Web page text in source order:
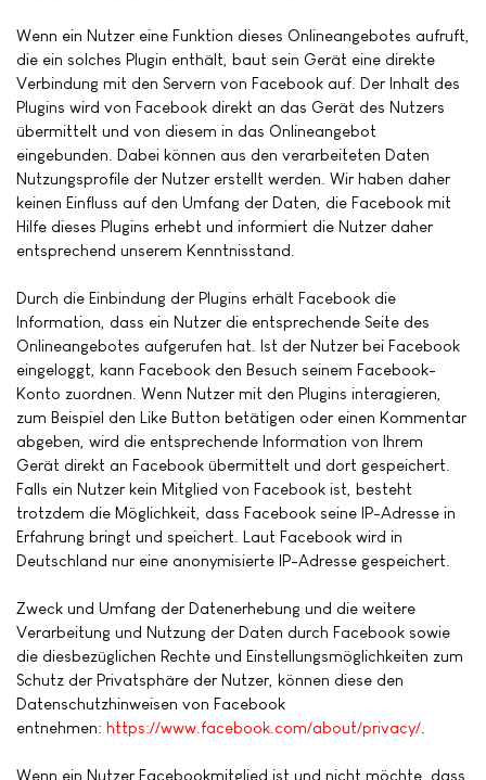
Wenn ein Nutzer eine Funktion dieses Onlineangebotes aufruft,
die ein solches Plugin enthält, baut sein Gerät eine direkte
Verbindung mit den Servern von Facebook auf. Der Inhalt des
Plugins wird von Facebook direkt an das Gerät des Nutzers
übermittelt und von diesem in das Onlineangebot
eingebunden. Dabei können aus den verarbeiteten Daten
Nutzungsprofile der Nutzer erstellt werden. Wir haben daher
keinen Einfluss auf den Umfang der Daten, die Facebook mit
Hilfe dieses Plugins erhebt und informiert die Nutzer daher
entsprechend unserem Kenntnisstand.
Durch die Einbindung der Plugins erhält Facebook die
Information, dass ein Nutzer die entsprechende Seite des
Onlineangebotes aufgerufen hat. Ist der Nutzer bei Facebook
eingeloggt, kann Facebook den Besuch seinem Facebook-
Konto zuordnen. Wenn Nutzer mit den Plugins interagieren,
zum Beispiel den Like Button betätigen oder einen Kommentar
abgeben, wird die entsprechende Information von Ihrem
Gerät direkt an Facebook übermittelt und dort gespeichert.
Falls ein Nutzer kein Mitglied von Facebook ist, besteht
trotzdem die Möglichkeit, dass Facebook seine IP-Adresse in
Erfahrung bringt und speichert. Laut Facebook wird in
Deutschland nur eine anonymisierte IP-Adresse gespeichert.
Zweck und Umfang der Datenerhebung und die weitere
Verarbeitung und Nutzung der Daten durch Facebook sowie
die diesbezüglichen Rechte und Einstellungsmöglichkeiten zum
Schutz der Privatsphäre der Nutzer, können diese den
Datenschutzhinweisen von Facebook
entnehmen: https://www.facebook.com/about/privacy/
Wenn ein Nutzer Facebookmitglied ist und nicht möchte, dass